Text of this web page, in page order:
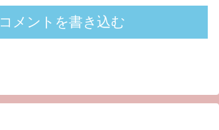
コメントを書き込む